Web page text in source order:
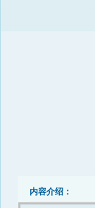
内容介绍：